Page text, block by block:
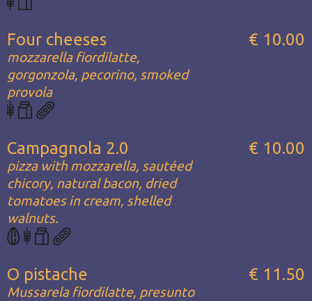
Four cheeses
mozzarella fiordilatte,
gorgonzola, pecorino, smoked
provola
€ 10.00
Campagnola 2.0
pizza with mozzarella, sautéed
chicory, natural bacon, dried
tomatoes in cream, shelled
walnuts.
€ 10.00
O pistache
Mussarela fiordilatte, presunto
€ 11.50